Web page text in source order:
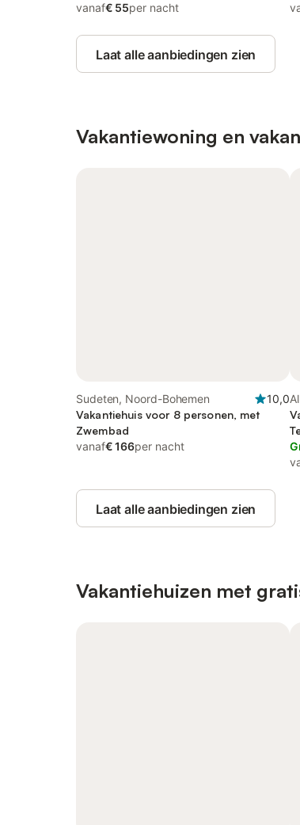
vanaf€ 55per nacht
Laat alle aanbiedingen zien
Vakantiewoning en
Sudeten, Noord-Bohemen
10,0
Vakantiehuis voor 8 personen, met
Zwembad
vanaf€ 166per nacht
Laat alle aanbiedingen zien
Vakantiehuizen met